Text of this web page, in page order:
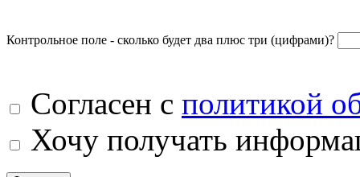
Контрольное поле - сколько будет два плюс три (цифрами)?
Согласен с политикой
Хочу получать